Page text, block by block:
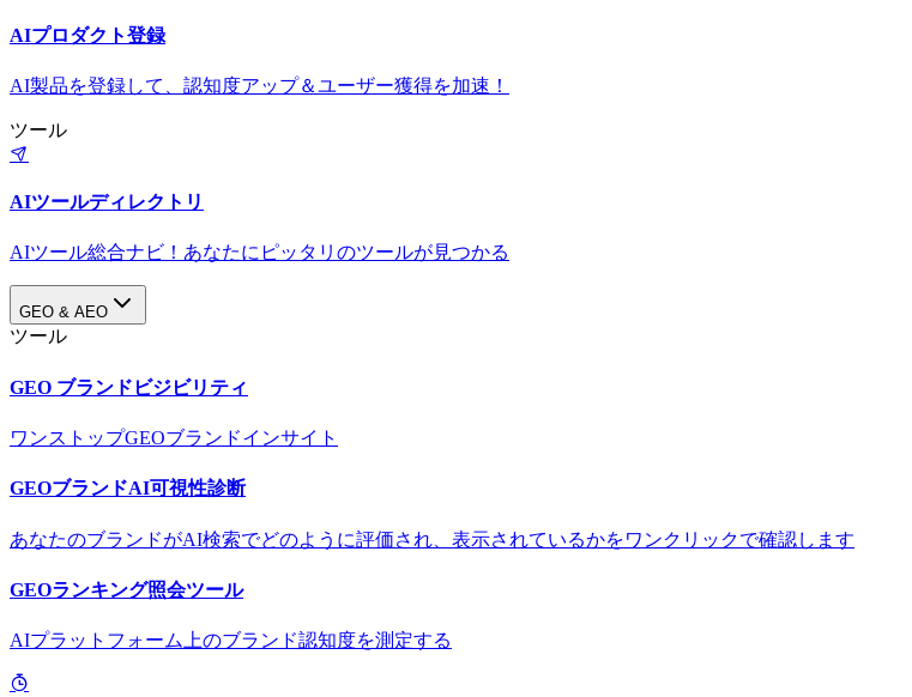
AIプロダクト登録
AI製品を登録して、認知度アップ＆ユーザー獲得を加速！
ツール
AIツールディレクトリ
AIツール総合ナビ！あなたにピッタリのツールが見つかる
GEO & AEO
ツール
GEO ブランドビジビリティ
ワンストップGEOブランドインサイト
GEOブランドAI可視性診断
あなたのブランドがAI検索でどのように評価され、表示されているかをワンクリックで確認します
GEOランキング照会ツール
AIプラットフォーム上のブランド認知度を測定する